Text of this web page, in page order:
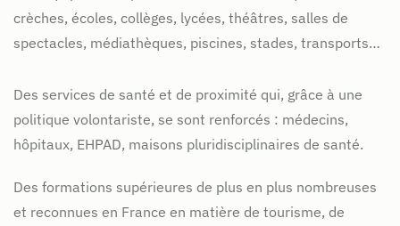
crèches, écoles, collèges, lycées, théâtres, salles de
spectacles, médiathèques, piscines, stades, transports…
Des services de santé et de proximité qui, grâce à une
politique volontariste, se sont renforcés : médecins,
hôpitaux, EHPAD, maisons pluridisciplinaires de santé.
Des formations supérieures de plus en plus nombreuses
et reconnues en France en matière de tourisme, de